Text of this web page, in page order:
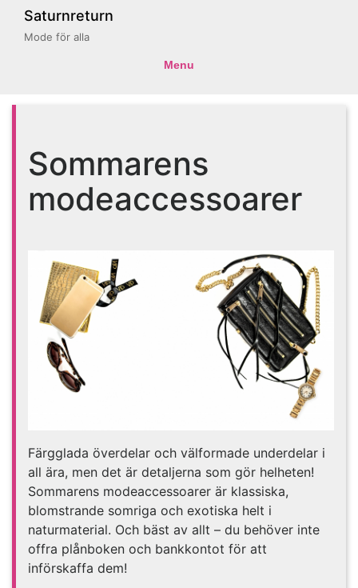
Saturnreturn
Mode för alla
Menu
Sommarens
modeaccessoarer
Färgglada överdelar och välformade underdelar i
all ära, men det är detaljerna som gör helheten!
Sommarens modeaccessoarer är klassiska,
blomstrande somriga och exotiska helt i
naturmaterial. Och bäst av allt – du behöver inte
offra plånboken och bankkontot för att
införskaffa dem!